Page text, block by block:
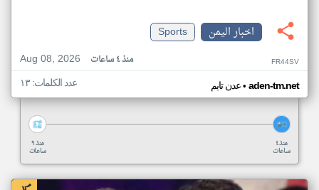
اخبار اليمن
Sports
Aug 08, 2026
منذ ٤ ساعات FR44SV
عدن تايم• aden-tm.net عدد الكلمات: ١٣
منذ ٩
ساعات
منذ ٤
ساعات